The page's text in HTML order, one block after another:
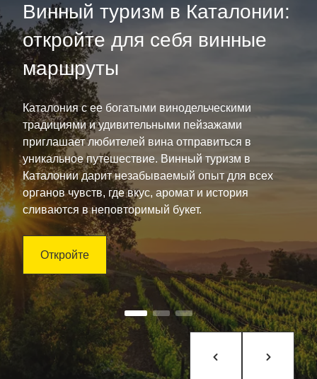
Винный туризм в Каталонии:
откройте для себя винные
маршруты
Каталония с ее богатыми винодельческими
традициями и удивительными пейзажами
приглашает любителей вина отправиться в
уникальное путешествие. Винный туризм в
Каталонии дарит незабываемый опыт для всех
органов чувств, где вкус, аромат и история
сливаются в неповторимый букет.
Откройте